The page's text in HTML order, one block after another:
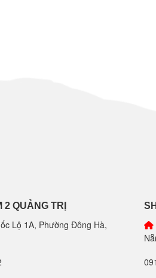
2 QUẢNG TRỊ
Lộ 1A, Phường Đông Hà,